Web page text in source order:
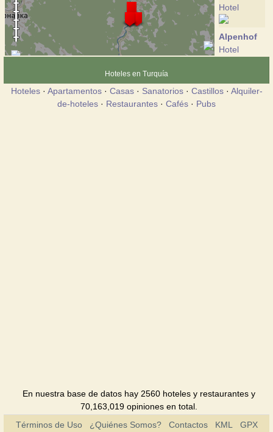
Hotel
Alpenhof
Hotel
Dvir
kazka
Hoteles en Turquía
Hoteles· Apartamentos· Casas· Sanatorios· Castillos· Alquiler-
de-hoteles · Restaurantes · Cafés · Pubs
En nuestra base de datos hay 2560 hoteles y restaurantes y
70,163,019 opiniones en total.
Términos de Uso
¿Quiénes Somos? Contactos KML GPX